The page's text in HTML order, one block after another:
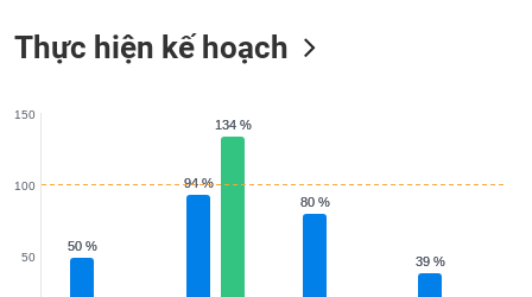
Thực hiện kế hoạch
50 %
50 %
94 %
94 %
80 %
80 %
39 %
39 %
134 %
134 %
50
100
150